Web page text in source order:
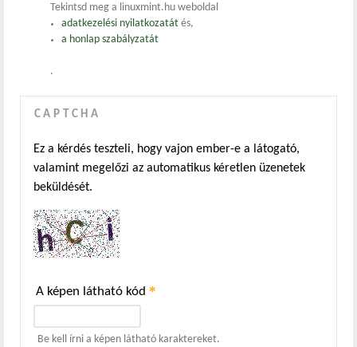
Tekintsd meg a linuxmint.hu weboldal
adatkezelési nyilatkozatátés,
a honlap szabályzatát
.
CAPTCHA
Ez a kérdés teszteli, hogy vajon ember-e a látogató,
valamint megelőzi az automatikus kéretlen üzenetek
beküldését.
A képen látható kód *
Be kell írni a képen látható karaktereket.